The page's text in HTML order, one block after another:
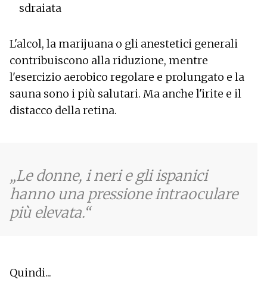
sdraiata
L'alcol, la marijuana o gli anestetici generali
contribuiscono alla riduzione, mentre
l'esercizio aerobico regolare e prolungato e la
sauna sono i più salutari. Ma anche l'irite e il
distacco della retina.
Le donne, i neri e gli ispanici
hanno una pressione intraoculare
più elevata.
Quindi...